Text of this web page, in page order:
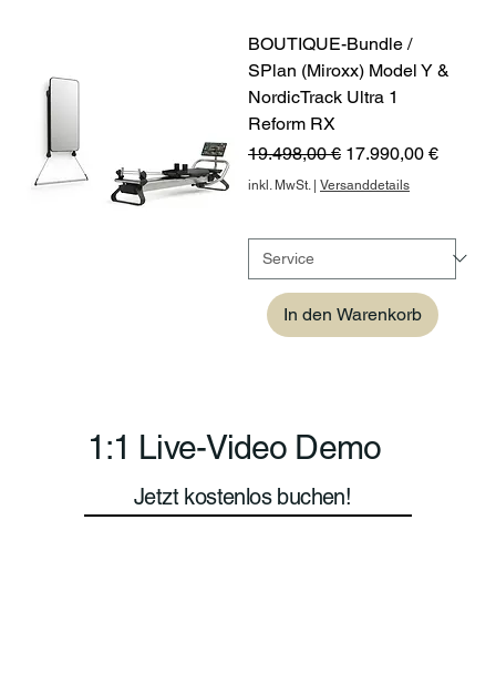
BOUTIQUE-Bundle /
SPlan (Miroxx) Model Y &
NordicTrack Ultra 1
Reform RX
Standardpreis
19.498,00 € Sale-Preis
17.990,00 €
inkl. MwSt.| Versanddetails
In den Warenkorb
1:1 Live-Video Demo
Jetzt kostenlos buchen!